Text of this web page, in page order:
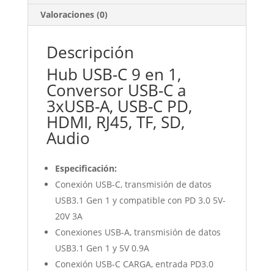
1XLECTOR
TARJETAS
CANTIDAD
Valoraciones (0)
Descripción
Hub USB-C 9 en 1,
Conversor USB-C a
3xUSB-A, USB-C PD,
HDMI, RJ45, TF, SD,
Audio
Especificación:
Conexión USB-C, transmisión de datos
USB3.1 Gen 1 y compatible con PD 3.0 5V-
20V 3A
Conexiones USB-A, transmisión de datos
USB3.1 Gen 1 y 5V 0.9A
Conexión USB-C CARGA, entrada PD3.0